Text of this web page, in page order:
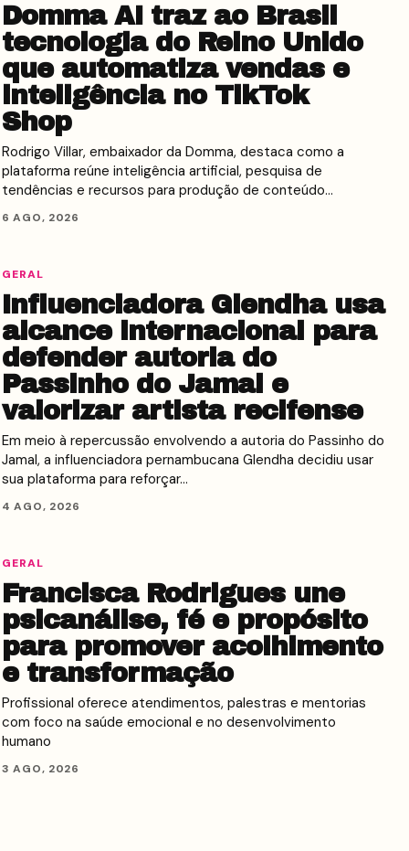
Domma AI traz ao Brasil
tecnologia do Reino Unido
que automatiza vendas e
inteligência no TikTok
Shop
Rodrigo Villar, embaixador da Domma, destaca como a
plataforma reúne inteligência artificial, pesquisa de
tendências e recursos para produção de conteúdo…
6 AGO, 2026
GERAL
Influenciadora Glendha usa
alcance internacional para
defender autoria do
Passinho do Jamal e
valorizar artista recifense
Em meio à repercussão envolvendo a autoria do Passinho do
Jamal, a influenciadora pernambucana Glendha decidiu usar
sua plataforma para reforçar…
4 AGO, 2026
GERAL
Francisca Rodrigues une
psicanálise, fé e propósito
para promover acolhimento
e transformação
Profissional oferece atendimentos, palestras e mentorias
com foco na saúde emocional e no desenvolvimento
humano
3 AGO, 2026